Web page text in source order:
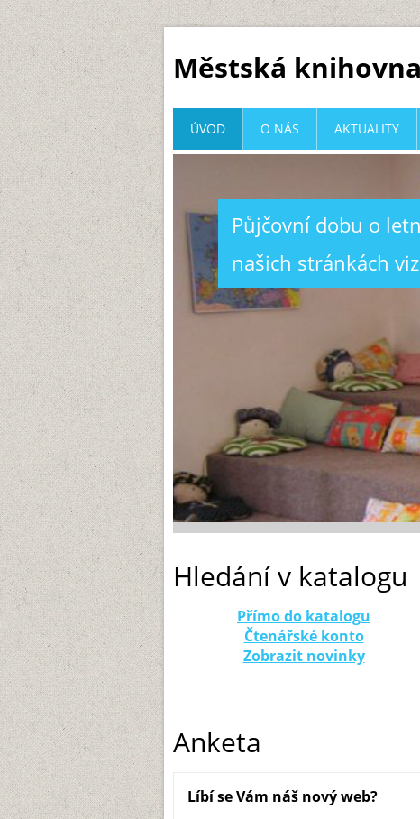
Městská
Půjčovní dobu o
našich stránkách
Hledání v katalogu
Přímo do katalogu
Čtenářské konto
Zobrazit novinky
Anketa
Líbí se Vám náš nový web?
ÚVOD O NÁS AKTUALITY